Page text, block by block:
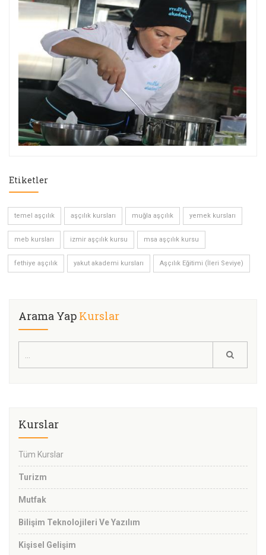
Etiketler
temel aşçılık aşçılık kursları muğla aşçılık yemek kursları
meb kursları izmir aşçılık kursu msa aşçılık kursu
fethiye aşçılık yakut akademi kursları Aşçılık Eğitimi (İleri Seviye)
Arama Yap Kurslar
Kurslar
Tüm Kurslar
Turizm
Mutfak
Bilişim Teknolojileri Ve Yazılım
Kişisel Gelişim